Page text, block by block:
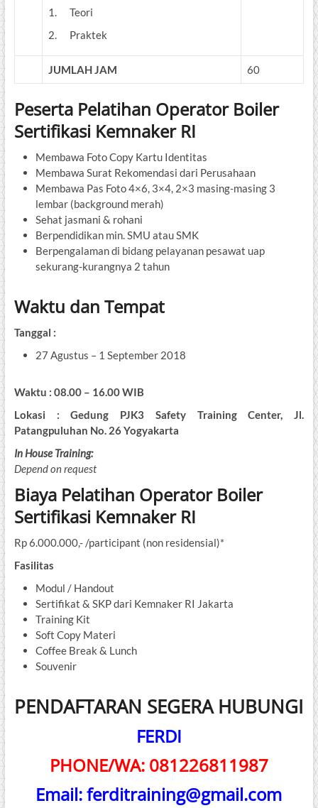
1. Teori
2. Praktek
JUMLAH JAM 60
Peserta Pelatihan Operator Boiler
Sertifikasi Kemnaker RI
Membawa Foto Copy Kartu Identitas
Membawa Surat Rekomendasi dari Perusahaan
Membawa Pas Foto 4×6, 3×4, 2×3 masing-masing 3
lembar (background merah)
Sehat jasmani & rohani
Berpendidikan min. SMU atau SMK
Berpengalaman di bidang pelayanan pesawat uap
sekurang-kurangnya 2 tahun
Waktu dan Tempat
Tanggal :
27 Agustus – 1 September 2018
Waktu : 08.00 – 16.00 WIB
Lokasi : Gedung PJK3 Safety Training Center, Jl.
Patangpuluhan No. 26 Yogyakarta
In House Training:
Depend on request
Biaya Pelatihan Operator Boiler
Sertifikasi Kemnaker RI
Rp 6.000.000,- /participant (non residensial)*
Fasilitas
Modul / Handout
Sertifikat & SKP dari Kemnaker RI Jakarta
Training Kit
Soft Copy Materi
Coffee Break & Lunch
Souvenir
PENDAFTARAN SEGERA HUBUNGI
FERDI
PHONE/WA: 081226811987
Email: ferditraining@gmail.com